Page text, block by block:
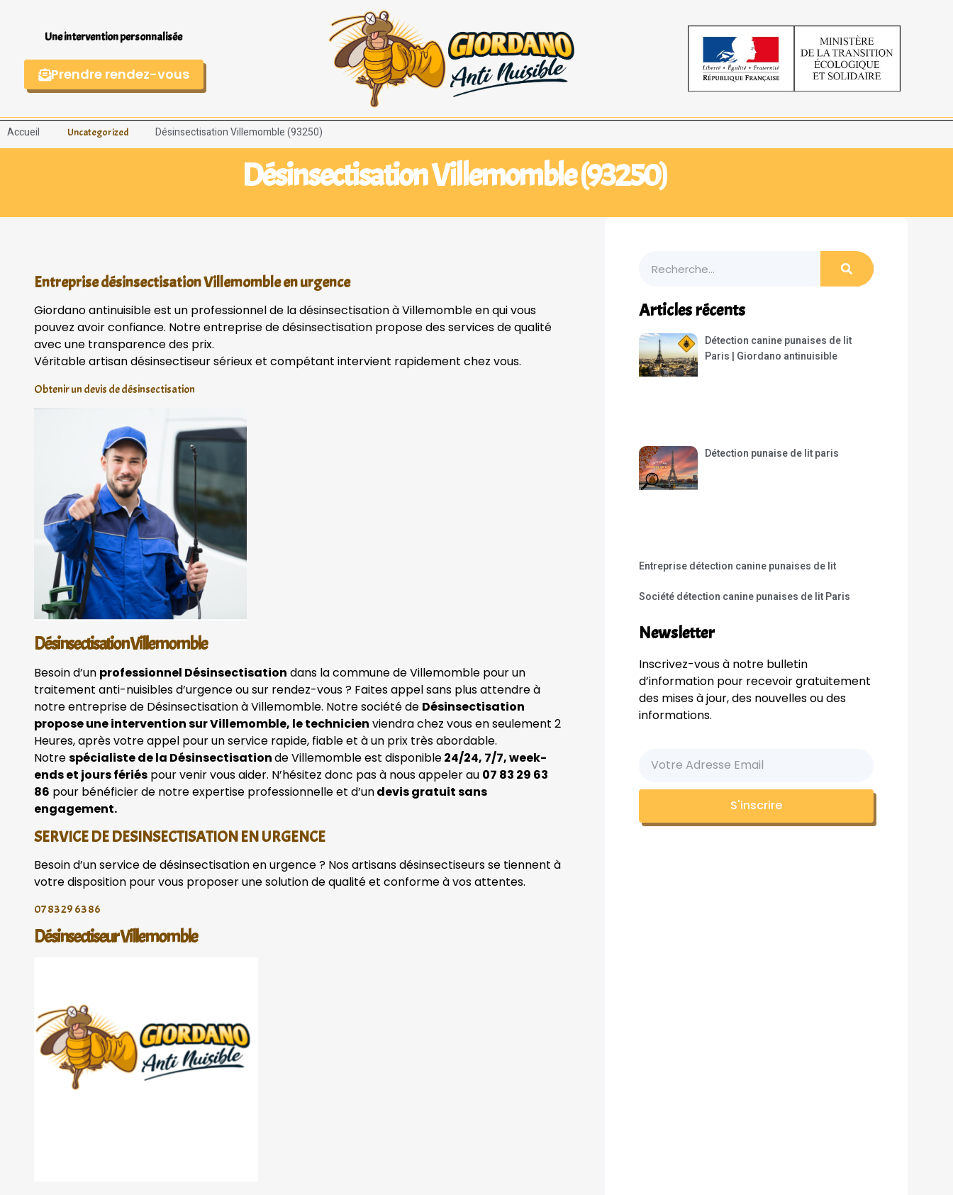
Une intervention personnalisée
Prendre rendez-vous
Accueil Uncategorized Désinsectisation Villemomble (93250)
Désinsectisation Villemomble (93250)
Entreprise désinsectisation Villemomble en urgence
Giordano antinuisible est un professionnel de la désinsectisation à Villemomble en qui vous
pouvez avoir confiance. Notre entreprise de désinsectisation propose des services de qualité
avec une transparence des prix.
Véritable artisan désinsectiseur sérieux et compétant intervient rapidement chez vous.
Obtenir un devis de désinsectisation
Désinsectisation Villemomble
Besoin d’un professionnel Désinsectisation dans la commune de Villemomble pour un
traitement anti-nuisibles d’urgence ou sur rendez-vous ? Faites appel sans plus attendre à
notre entreprise de Désinsectisation à Villemomble. Notre société de Désinsectisation
propose une intervention sur Villemomble, le technicien viendra chez vous en seulement 2
Heures, après votre appel pour un service rapide, fiable et à un prix très abordable.
Notrespécialiste de la Désinsectisationde Villemomble est disponible24/24, 7/7, week-
ends et jours fériés pour venir vous aider. N’hésitez donc pas à nous appeler au 07 83 29 63
86 pour bénéficier de notre expertise professionnelle et d’undevis gratuit sans
engagement.
SERVICE DE DESINSECTISATION EN URGENCE
Besoin d’un service de désinsectisation en urgence ? Nos artisans désinsectiseurs se tiennent à
votre disposition pour vous proposer une solution de qualité et conforme à vos attentes.
07 83 29 63 86
Désinsectiseur Villemomble
Articles récents
Détection canine punaises de lit
Paris | Giordano antinuisible
Détection punaise de lit paris
Entreprise détection canine punaises de lit
Société détection canine punaises de lit Paris
Newsletter
Inscrivez-vous à notre bulletin
d’information pour recevoir gratuitement
des mises à jour, des nouvelles ou des
informations.
S'inscrire